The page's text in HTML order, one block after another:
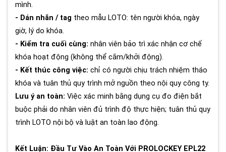
mình.
- Dán nhãn / tag theo mẫu LOTO: tên người khóa, ngày
giờ, lý do khóa.
- Kiểm tra cuối cùng: nhân viên bảo trì xác nhận cơ chế
khóa hoạt động (không thể cắm/khởi động).
- Kết thúc công việc: chỉ có người chịu trách nhiệm tháo
khóa và tuân thủ quy trình mở nguồn theo nội quy công ty.
Lưu ý an toàn: Việc xác minh bằng dụng cụ đo điện bắt
buộc phải do nhân viên đủ trình độ thực hiện; tuân thủ quy
trình LOTO nội bộ và luật an toàn lao động.
Kết Luận: Đầu Tư Vào An Toàn Với PROLOCKEY EPL22